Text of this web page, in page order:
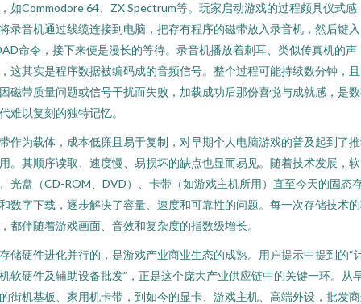
如Commodore 64、ZX Spectrum等。玩家启动游戏的过程颇具仪式感
录音机通过线缆连接到电脑，把存有程序的磁带放入录音机，然后键入
命令，接下来便是漫长的等待。录音机播放着刺耳、类似传真机的声
这其实是程序数据被编码成的音频信号。整个过程可能持续数分钟，
磁带质量问题或信号干扰而失败，加载成功后那份喜悦与成就感，是
难以复刻的独特记忆。
作为载体，成本低廉且易于复制，对早期个人电脑游戏的普及起到了
。其顺序读取、速度慢、易损坏的缺点也显而易见。随着技术发展，软
光盘（CD-ROM、DVD）、卡带（如游戏主机所用）直至今天的固态
数字下载，逐步解决了容量、速度和可靠性的问题。每一次存储技术
都伴随着游戏画面、音效和复杂度的指数级增长。
储硬件进化并行的，是游戏产业商业生态的成熟。用户提示中提到的“
软硬件及辅助设备批发”，正是这个庞大产业供应链中的关键一环。从
街机基板、家用机卡带，到如今的显卡、游戏主机、高端外设，批发